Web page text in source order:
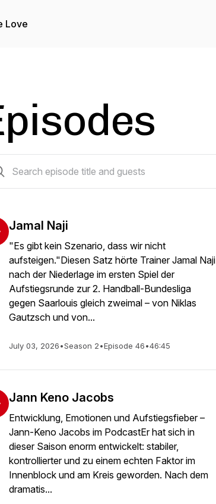
Love
Jamal Naji
"Es gibt kein Szenario, dass wir nicht
aufsteigen."Diesen Satz hörte Trainer Jamal Naji
nach der Niederlage im ersten Spiel der
Aufstiegsrunde zur 2. Handball-Bundesliga
gegen Saarlouis gleich zweimal – von Niklas
Gautzsch und von...
July 03, 2026•Season 2•Episode 46•46:45
Jann Keno Jacobs
Entwicklung, Emotionen und Aufstiegsfieber –
Jann-Keno Jacobs im PodcastEr hat sich in
dieser Saison enorm entwickelt: stabiler,
kontrollierter und zu einem echten Faktor im
Innenblock und am Kreis geworden. Nach dem
dramatis...